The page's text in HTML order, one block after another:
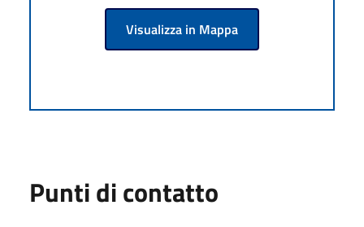
Visualizza in Mappa
Punti di contatto